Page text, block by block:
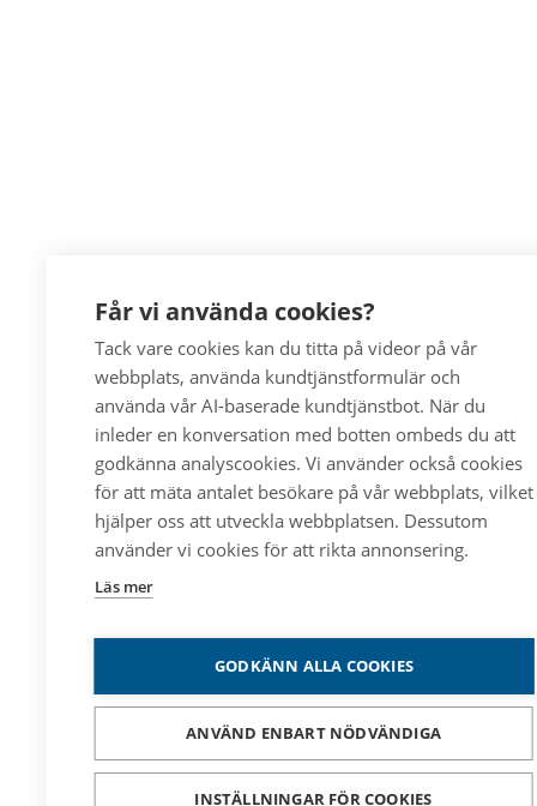
Får vi använda cookies?
Tack vare cookies kan du titta på videor på vår
webbplats, använda kundtjänstformulär och
använda vår AI-baserade kundtjänstbot. När du
inleder en konversation med botten ombeds du att
godkänna analyscookies. Vi använder också cookies
för att mäta antalet besökare på vår webbplats, vilket
hjälper oss att utveckla webbplatsen. Dessutom
använder vi cookies för att rikta annonsering.
Läs mer
GODKÄNN ALLA COOKIES
ANVÄND ENBART NÖDVÄNDIGA
INSTÄLLNINGAR FÖR COOKIES